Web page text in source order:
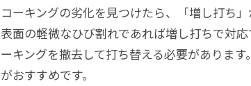
コーキングの劣化を見つけたら、「増し打ち
表面の軽微なひび割れであれば増し打ちで対
ーキングを撤去して打ち替える必要がありま
がおすすめです。